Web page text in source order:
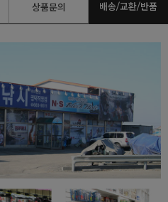
상품문의 배송/교환/반품